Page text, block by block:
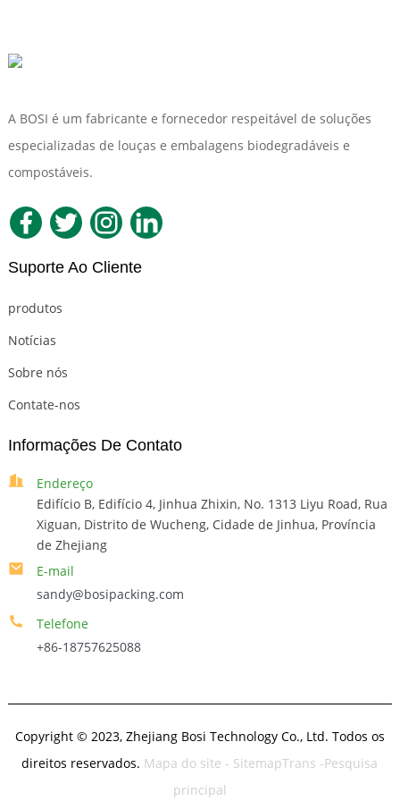
A BOSI é um fabricante e fornecedor respeitável de soluções
especializadas de louças e embalagens biodegradáveis ​​e
compostáveis.
Suporte Ao Cliente
produtos
Notícias
Sobre nós
Contate-nos
Informações De Contato
Endereço
Edifício B, Edifício 4, Jinhua Zhixin, No. 1313 Liyu Road, Rua
Xiguan, Distrito de Wucheng, Cidade de Jinhua, Província
de Zhejiang
E-mail
sandy@bosipacking.com
Telefone
+86-18757625088
Copyright © 2023, Zhejiang Bosi Technology Co., Ltd. Todos os
direitos reservados. Mapa do site - SitemapTrans -Pesquisa
principal